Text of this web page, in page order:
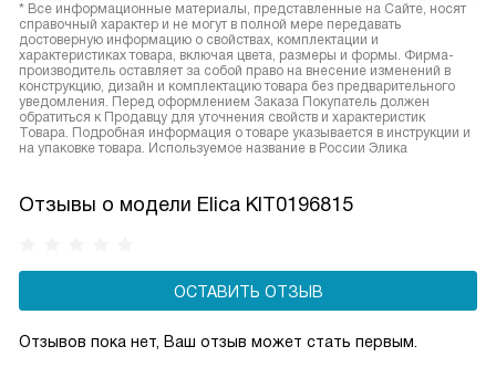
* Все информационные материалы, представленные на Сайте, носят
справочный характер и не могут в полной мере передавать
достоверную информацию о свойствах, комплектации и
характеристиках товара, включая цвета, размеры и формы. Фирма-
производитель оставляет за собой право на внесение изменений в
конструкцию, дизайн и комплектацию товара без предварительного
уведомления. Перед оформлением Заказа Покупатель должен
обратиться к Продавцу для уточнения свойств и характеристик
Товара. Подробная информация о товаре указывается в инструкции и
на упаковке товара. Используемое название в России Элика
Отзывы о модели Elica KIT0196815
ОСТАВИТЬ ОТЗЫВ
Отзывов пока нет, Ваш отзыв может стать первым.